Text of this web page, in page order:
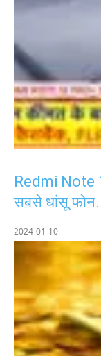
Redmi Note
सबसे धांसू
2024-01-10